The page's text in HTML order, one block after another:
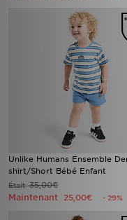
Unlike Humans Ensemble
shirt/Short Bébé Enfant
Était35,00€
Maintenant 25,00€ - 29%